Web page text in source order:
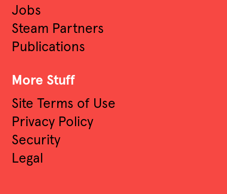
Jobs
Steam Partners
Publications
More Stuff
Site Terms of Use
Privacy Policy
Security
Legal